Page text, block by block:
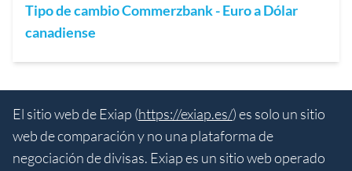
Tipo de cambio Commerzbank - Euro a Dólar
canadiense
El sitio web de Exiap (https://exiap.es/) es solo un sitio
web de comparación y no una plataforma de
negociación de divisas. Exiap es un sitio web operado